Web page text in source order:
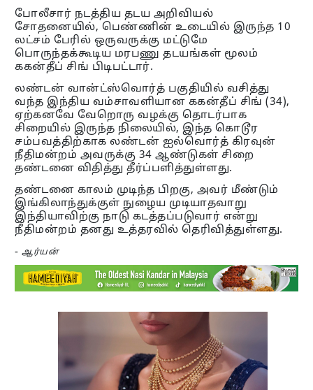
போலீசார் நடத்திய தடய அறிவியல்
சோதனையில், பெண்ணின் உடையில் இருந்த 10
லட்சம் பேரில் ஒருவருக்கு மட்டுமே
பொருந்தக்கூடிய மரபணு தடயங்கள் மூலம்
ககன்தீப் சிங் பிடிபட்டார்.
லண்டன் வான்ட்ஸ்வொர்த் பகுதியில் வசித்து
வந்த இந்திய வம்சாவளியான ககன்தீப் சிங் (34),
ஏற்கனவே வேறொரு வழக்கு தொடர்பாக
சிறையில் இருந்த நிலையில், இந்த கொடூர
சம்பவத்திற்காக லண்டன் ஐல்வொர்த் கிரவுன்
நீதிமன்றம் அவருக்கு 34 ஆண்டுகள் சிறை
தண்டனை விதித்து தீர்ப்பளித்துள்ளது.
தண்டனை காலம் முடிந்த பிறகு, அவர் மீண்டும்
இங்கிலாந்துக்குள் நுழைய முடியாதவாறு
இந்தியாவிற்கு நாடு கடத்தப்படுவார் என்று
நீதிமன்றம் தனது உத்தரவில் தெரிவித்துள்ளது.
-ஆர்யன்